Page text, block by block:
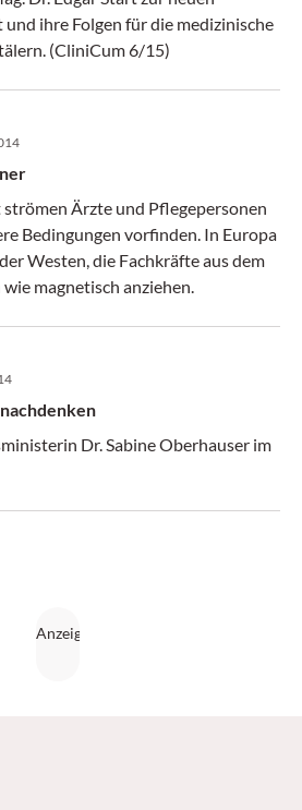
ihre Folgen für die medizinische
(CliniCum 6/15)
Ärzte und Pflegepersonen
Bedingungen vorfinden. In Europa
Westen, die Fachkräfte aus dem
magnetisch anziehen.
Dr. Sabine Oberhauser im